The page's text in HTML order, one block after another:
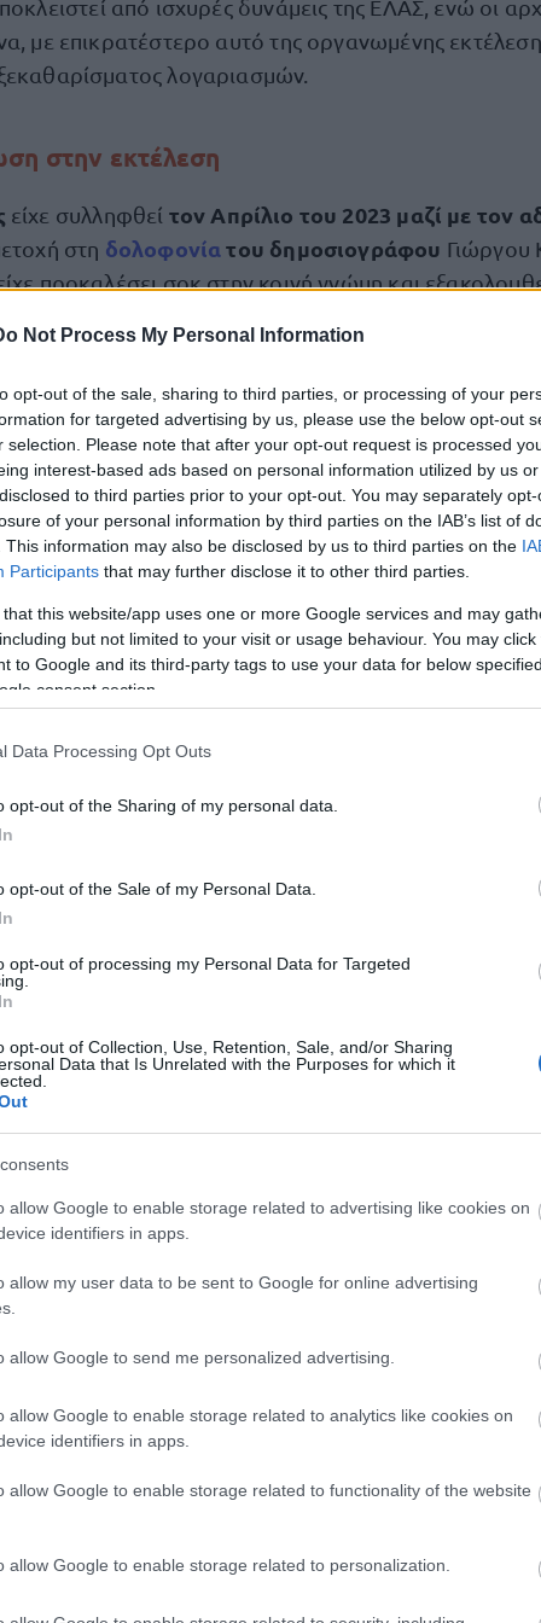
Not Process My Personal Information
opt-out of the sale, sharing to third parties, or processing of your
for targeted advertising by us, please use the below opt-out
selection. Please note that after your opt-out request is processed
interest-based ads based on personal information utilized by us
to third parties prior to your opt-out. You may separately
of your personal information by third parties on the IAB’s list of
This information may also be disclosed by us to third parties on the
Participants that may further disclose it to other third parties.
that this website/app uses one or more Google services and may
but not limited to your visit or usage behaviour. You may
to Google and its third-party tags to use your data for below
consent section.
Data Processing Opt Outs
opt-out of the Sharing of my personal data.
opt-out of the Sale of my Personal Data.
opt-out of processing my Personal Data for Targeted
opt-out of Collection, Use, Retention, Sale, and/or Sharing
Data that Is Unrelated with the Purposes for which it
allow Google to enable storage related to advertising like cookies on
identifiers in apps.
allow my user data to be sent to Google for online advertising
allow Google to send me personalized advertising.
allow Google to enable storage related to analytics like cookies on
identifiers in apps.
allow Google to enable storage related to functionality of the website
allow Google to enable storage related to personalization.
από ισχυρές δυνάμεις της ΕΛΑΣ, ενώ οι
με επικρατέστερο αυτό της οργανωμένης
λογαριασμών.
στην εκτέλεση
είχε συλληφθεί τον Απρίλιο του 2023 μαζί με τον
στη δολοφονίατου δημοσιογράφου Γιώργου
προκαλέσει σοκ στην κοινή γνώμη και
ο Λάλαςαθωώθηκε από το
στοιχείων. Η εισαγγελέας της έδρας είχε
υποστηρίζοντας ότι το κίνητρο πιθανόν σχετιζόταν
ετοίμαζε ο Καραϊβάζ για δίκτυα του οργανωμένου
λίγους μήνες πριν
, άγνωστοι είχαν επιχειρήσει να σκοτώσουν τον
πυροβολώντας τον επίσης με καλάσνικοφ. Ο 40χρονος
εννοηθεί πως δεχόταν απειλές το τελευταίο
Αρχές» – Οι έρευνες για τη μαφιόζικη
καθώς στο παρελθόν είχαν απασχολήσει για
και διασυνδέσεων με κυκλώματα της νύχτας.
στηνΑράχωβαεντείνει τις εκτιμήσεις για νέο
οργανωμένο έγκλημα, το οποίο τους τελευταίους
εκτελέσεις σε Αθήνα και περιφέρεια.
συνδέσεις
Διεύθυνσης Ανθρωποκτονιώνεξετάζουν αν το
υπόθεση Καραϊβάζ ή αν πρόκειται για αντίποινα και
κυκλωμάτων. Την ίδια ώρα, συλλέγεται υλικό
οι τηλεφωνικές επικοινωνίες του θύματος
δολοφονίας Καραϊβάζ
Γιώργος Καραϊβάζδολοφονήθηκε στις 9 Απριλίου
όταν δύο εκτελεστές που επέβαιναν σε